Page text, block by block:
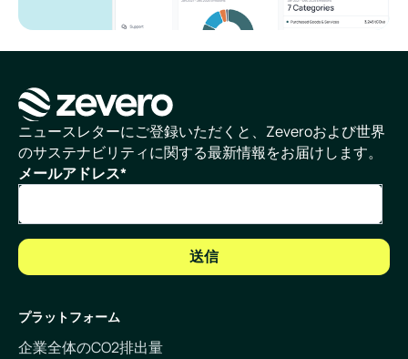
ホームページ
ニュースレターにご登録いただくと、Zeveroおよび世界
のサステナビリティに関する最新情報をお届けします。
メールアドレス*
プラットフォーム
企業全体のCO2排出量